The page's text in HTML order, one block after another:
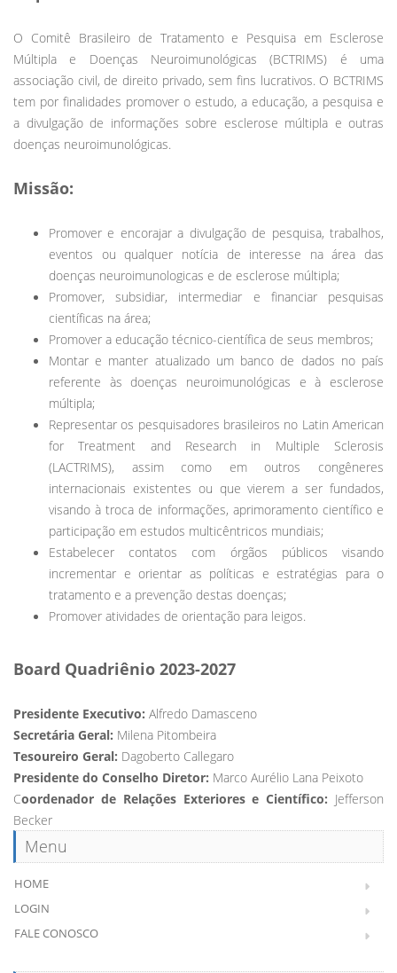
O Comitê Brasileiro de Tratamento e Pesquisa em Esclerose
Múltipla e Doenças Neuroimunológicas (BCTRIMS) é uma
associação civil, de direito privado, sem fins lucrativos. O BCTRIMS
tem por finalidades promover o estudo, a educação, a pesquisa e
a divulgação de informações sobre esclerose múltipla e outras
doenças neuroimunológicas.
Missão:
Promover e encorajar a divulgação de pesquisa, trabalhos,
eventos ou qualquer notícia de interesse na área das
doenças neuroimunologicas e de esclerose múltipla;
Promover, subsidiar, intermediar e financiar pesquisas
científicas na área;
Promover a educação técnico-científica de seus membros;
Montar e manter atualizado um banco de dados no país
referente às doenças neuroimunológicas e à esclerose
múltipla;
Representar os pesquisadores brasileiros no Latin American
for Treatment and Research in Multiple Sclerosis
(LACTRIMS), assim como em outros congêneres
internacionais existentes ou que vierem a ser fundados,
visando à troca de informações, aprimoramento científico e
participação em estudos multicêntricos mundiais;
Estabelecer contatos com órgãos públicos visando
incrementar e orientar as políticas e estratégias para o
tratamento e a prevenção destas doenças;
Promover atividades de orientação para leigos.
Board Quadriênio 2023-2027
Presidente Executivo: Alfredo Damasceno
Secretária Geral: Milena Pitombeira
Tesoureiro Geral: Dagoberto Callegaro
Presidente do Conselho Diretor: Marco Aurélio Lana Peixoto
Coordenador de Relações Exteriores e Científico: Jefferson
Becker
Menu
HOME
LOGIN
FALE CONOSCO